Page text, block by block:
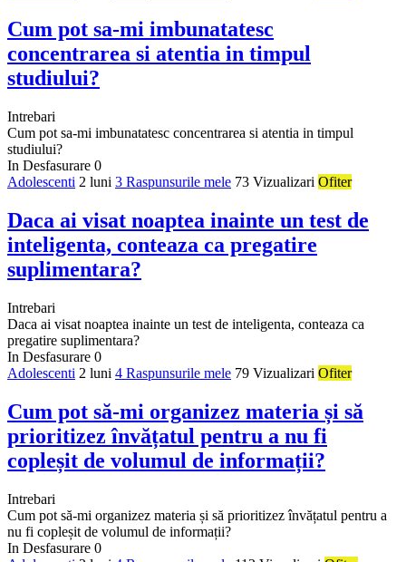
Cum pot sa-mi imbunatatesc
concentrarea si atentia in timpul
studiului?
Intrebari
Cum pot sa-mi imbunatatesc concentrarea si atentia in timpul
studiului?
In Desfasurare 0
Adolescenti 2 luni 3 Raspunsurile mele 73 Vizualizari Ofiter
Daca ai visat noaptea inainte un test de
inteligenta, conteaza ca pregatire
suplimentara?
Intrebari
Daca ai visat noaptea inainte un test de inteligenta, conteaza ca
pregatire suplimentara?
In Desfasurare 0
Adolescenti 2 luni 4 Raspunsurile mele 79 Vizualizari Ofiter
Cum pot să-mi organizez materia și să
prioritizez învățatul pentru a nu fi
copleșit de volumul de informații?
Intrebari
Cum pot să-mi organizez materia și să prioritizez învățatul pentru a
nu fi copleșit de volumul de informații?
In Desfasurare 0